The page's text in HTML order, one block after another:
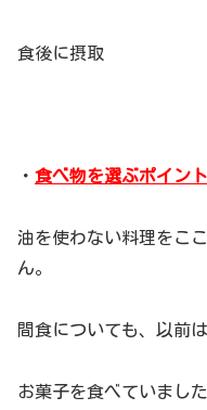
食後に摂取
・ 食べ物を選ぶポイン
油を使わない料理をこ
ん。
間食についても、以前
お菓子を食べていまし